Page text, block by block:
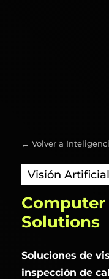
← Volver a
Visión Artificial
Computer
Solutions
Soluciones de
inspección de